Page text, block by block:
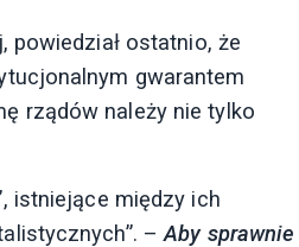
powiedział ostatnio, że
gwarantem
rządów należy nie tylko
istniejące między ich
–Aby sprawnie